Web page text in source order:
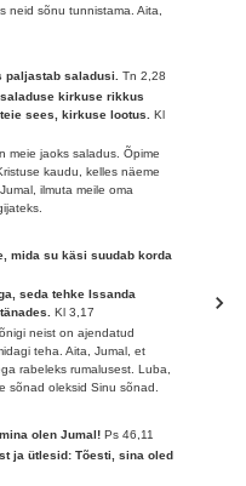
neid sõnu tunnistama. Aita,
paljastab saladusi.Tn 2,28
kirkuse rikkus
sees, kirkuse lootus.Kl
meie jaoks saladus. Õpime
kaudu, kelles näeme
ilmuta meile oma
mida su käsi suudab korda
seda tehke Issanda
Kl 3,17
neist on ajendatud
teha. Aita, Jumal, et
rabeleks rumalusest. Luba,
sõnad oleksid Sinu sõnad.
olen Jumal!Ps 46,11
ja ütlesid: Tõesti, sina oled